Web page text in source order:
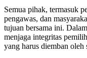
Semua pihak, termasuk
pengawas, dan
tujuan bersama ini.
menjaga integritas
yang harus diemban oleh